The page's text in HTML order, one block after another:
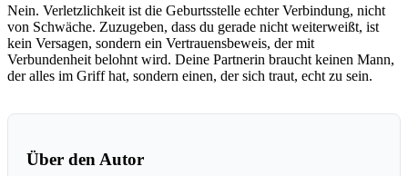
Nein. Verletzlichkeit ist die Geburtsstelle echter Verbindung, nicht
von Schwäche. Zuzugeben, dass du gerade nicht weiterweißt, ist
kein Versagen, sondern ein Vertrauensbeweis, der mit
Verbundenheit belohnt wird. Deine Partnerin braucht keinen Mann,
der alles im Griff hat, sondern einen, der sich traut, echt zu sein.
Über den Autor